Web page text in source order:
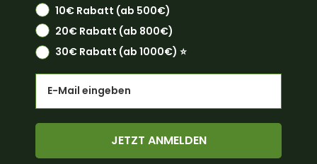
10€ Rabatt (ab 500€)
20€ Rabatt (ab 800€)
30€ Rabatt (ab 1000€) ⭐️
JETZT ANMELDEN